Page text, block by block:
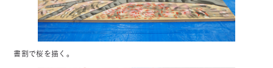
書割で桜を描く。